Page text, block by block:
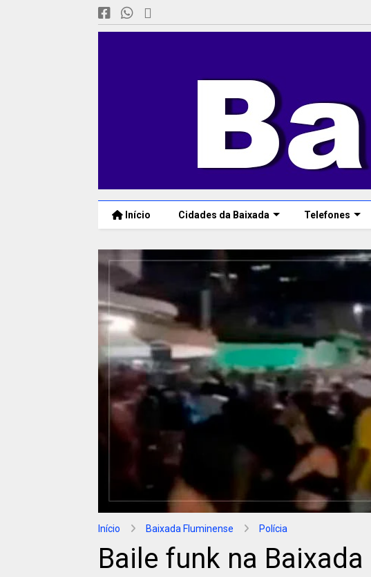
Início Cidades da Baixada Telefones
Início Baixada Fluminense Polícia
Baile funk na